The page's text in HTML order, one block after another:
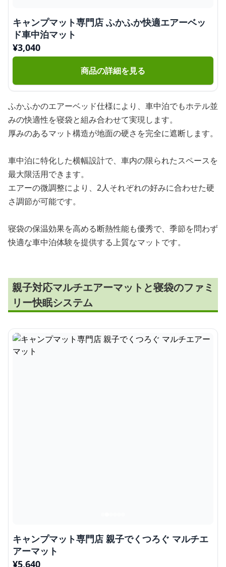
キャンプマット専門店 ふかふか快適エアーベッ
ド車中泊マット
¥3,040
商品の詳細を見る
ふかふかのエアーベッド仕様により、車中泊でもホテル並
みの快適性を寝袋と組み合わせて実現します。
厚みのあるマット構造が地面の硬さを完全に遮断します。
車中泊に特化した横幅設計で、車内の限られたスペースを
最大限活用できます。
エアーの微調整により、2人それぞれの好みに合わせた硬
さ調節が可能です。
寝袋の保温効果を高める断熱性能も優秀で、季節を問わず
快適な車中泊体験を提供する上質なマットです。
親子対応マルチエアーマットと寝袋のファミ
リー快眠システム
キャンプマット専門店 親子でくつろぐ マルチエ
アーマット
¥5,640